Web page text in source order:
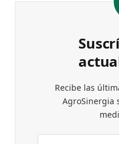
Recibe las
AgroSinergia